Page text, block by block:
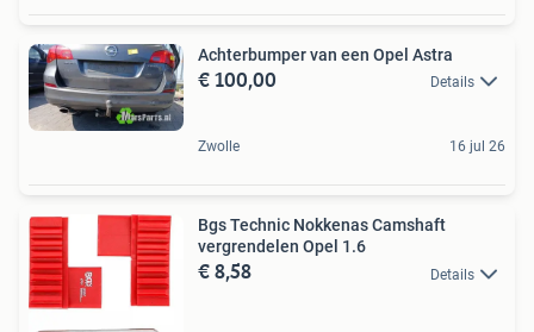
Achterbumper van een Opel Astra
€ 100,00 Details
Zwolle 16 jul 26
Bgs Technic Nokkenas Camshaft
vergrendelen Opel 1.6
€ 8,58 Details